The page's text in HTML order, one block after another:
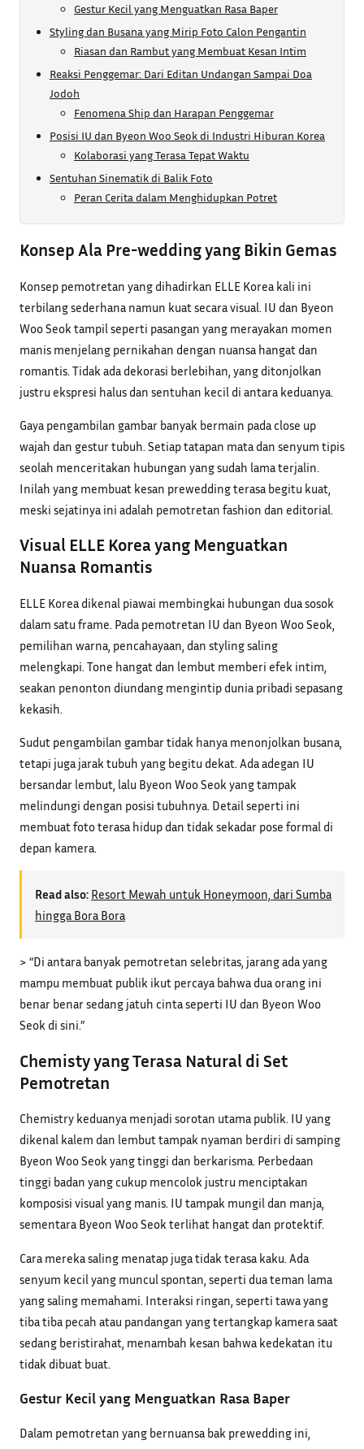
Gestur Kecil yang Menguatkan Rasa Baper
Styling dan Busana yang Mirip Foto Calon Pengantin
Riasan dan Rambut yang Membuat Kesan Intim
Reaksi Penggemar: Dari Editan Undangan Sampai Doa
Jodoh
Fenomena Ship dan Harapan Penggemar
Posisi IU dan Byeon Woo Seok di Industri Hiburan Korea
Kolaborasi yang Terasa Tepat Waktu
Sentuhan Sinematik di Balik Foto
Peran Cerita dalam Menghidupkan Potret
Konsep Ala Pre-wedding yang Bikin Gemas
Konsep pemotretan yang dihadirkan ELLE Korea kali ini
terbilang sederhana namun kuat secara visual. IU dan Byeon
Woo Seok tampil seperti pasangan yang merayakan momen
manis menjelang pernikahan dengan nuansa hangat dan
romantis. Tidak ada dekorasi berlebihan, yang ditonjolkan
justru ekspresi halus dan sentuhan kecil di antara keduanya.
Gaya pengambilan gambar banyak bermain pada close up
wajah dan gestur tubuh. Setiap tatapan mata dan senyum tipis
seolah menceritakan hubungan yang sudah lama terjalin.
Inilah yang membuat kesan prewedding terasa begitu kuat,
meski sejatinya ini adalah pemotretan fashion dan editorial.
Visual ELLE Korea yang Menguatkan
Nuansa Romantis
ELLE Korea dikenal piawai membingkai hubungan dua sosok
dalam satu frame. Pada pemotretan IU dan Byeon Woo Seok,
pemilihan warna, pencahayaan, dan styling saling
melengkapi. Tone hangat dan lembut memberi efek intim,
seakan penonton diundang mengintip dunia pribadi sepasang
kekasih.
Sudut pengambilan gambar tidak hanya menonjolkan busana,
tetapi juga jarak tubuh yang begitu dekat. Ada adegan IU
bersandar lembut, lalu Byeon Woo Seok yang tampak
melindungi dengan posisi tubuhnya. Detail seperti ini
membuat foto terasa hidup dan tidak sekadar pose formal di
depan kamera.
Read also: Resort Mewah untuk Honeymoon, dari Sumba
hingga Bora Bora
> “Di antara banyak pemotretan selebritas, jarang ada yang
mampu membuat publik ikut percaya bahwa dua orang ini
benar benar sedang jatuh cinta seperti IU dan Byeon Woo
Seok di sini.”
Chemisty yang Terasa Natural di Set
Pemotretan
Chemistry keduanya menjadi sorotan utama publik. IU yang
dikenal kalem dan lembut tampak nyaman berdiri di samping
Byeon Woo Seok yang tinggi dan berkarisma. Perbedaan
tinggi badan yang cukup mencolok justru menciptakan
komposisi visual yang manis. IU tampak mungil dan manja,
sementara Byeon Woo Seok terlihat hangat dan protektif.
Cara mereka saling menatap juga tidak terasa kaku. Ada
senyum kecil yang muncul spontan, seperti dua teman lama
yang saling memahami. Interaksi ringan, seperti tawa yang
tiba tiba pecah atau pandangan yang tertangkap kamera saat
sedang beristirahat, menambah kesan bahwa kedekatan itu
tidak dibuat buat.
Gestur Kecil yang Menguatkan Rasa Baper
Dalam pemotretan yang bernuansa bak prewedding ini,